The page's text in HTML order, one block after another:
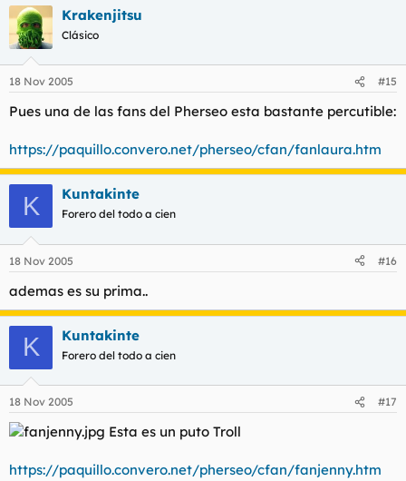
Krakenjitsu
Clásico
18 Nov 2005 #15
Pues una de las fans del Pherseo esta bastante percutible:
https://paquillo.convero.net/pherseo/cfan/fanlaura.htm
K Kuntakinte
Forero del todo a cien
18 Nov 2005 #16
ademas es su prima..
K Kuntakinte
Forero del todo a cien
18 Nov 2005 #17
Esta es un puto Troll
https://paquillo.convero.net/pherseo/cfan/fanjenny.htm